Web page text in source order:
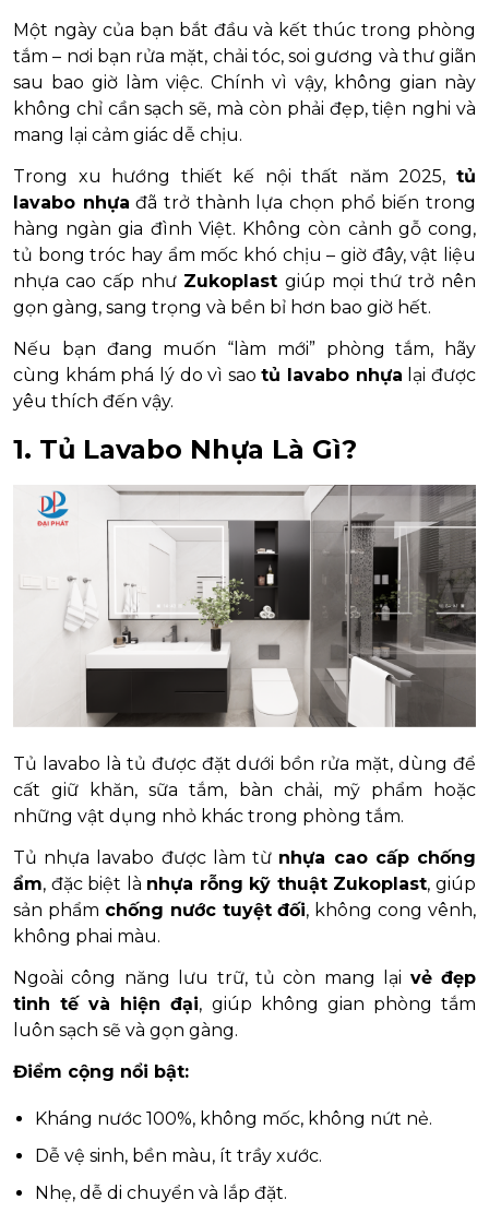
Một ngày của bạn bắt đầu và kết thúc trong phòng
tắm – nơi bạn rửa mặt, chải tóc, soi gương và thư giãn
sau bao giờ làm việc. Chính vì vậy, không gian này
không chỉ cần sạch sẽ, mà còn phải đẹp, tiện nghi và
mang lại cảm giác dễ chịu.
Trong xu hướng thiết kế nội thất năm 2025, tủ
lavabo nhựa đã trở thành lựa chọn phổ biến trong
hàng ngàn gia đình Việt. Không còn cảnh gỗ cong,
tủ bong tróc hay ẩm mốc khó chịu – giờ đây, vật liệu
nhựa cao cấp như Zukoplast giúp mọi thứ trở nên
gọn gàng, sang trọng và bền bỉ hơn bao giờ hết.
Nếu bạn đang muốn “làm mới” phòng tắm, hãy
cùng khám phá lý do vì saotủ lavabo nhựa lại được
yêu thích đến vậy.
1. Tủ Lavabo Nhựa Là Gì?
Tủ lavabo là tủ được đặt dưới bồn rửa mặt, dùng để
cất giữ khăn, sữa tắm, bàn chải, mỹ phẩm hoặc
những vật dụng nhỏ khác trong phòng tắm.
Tủ nhựa lavabo được làm từ nhựa cao cấp chống
ẩm, đặc biệt là nhựa rỗng kỹ thuật Zukoplast, giúp
sản phẩm chống nước tuyệt đối, không cong vênh,
không phai màu.
Ngoài công năng lưu trữ, tủ còn mang lại vẻ đẹp
tinh tế và hiện đại, giúp không gian phòng tắm
luôn sạch sẽ và gọn gàng.
Điểm cộng nổi bật:
Kháng nước 100%, không mốc, không nứt nẻ.
Dễ vệ sinh, bền màu, ít trầy xước.
Nhẹ, dễ di chuyển và lắp đặt.